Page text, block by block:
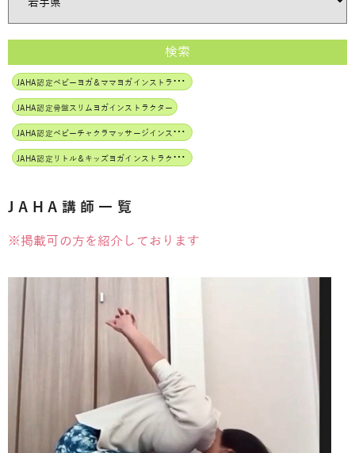
検索
J
AHA認定ベビーヨガ＆ママヨガインストラクター
JAHA認定骨盤スリムヨガインストラクター
J
AHA認定ベビーチャクラマッサージインストラクター
J
AHA認定リトル＆キッズヨガインストラクター
JAHA講師一覧
※掲載可の方を紹介しております